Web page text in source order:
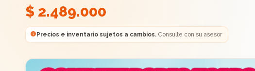
$ 2.489.000
Precios e inventario sujetos a cambios.Consulte con su asesor